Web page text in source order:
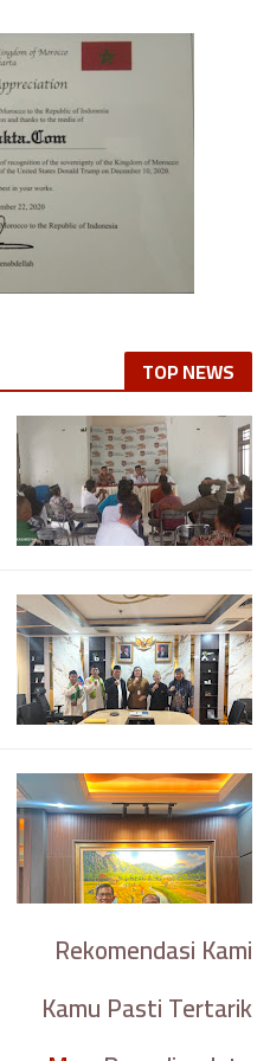
TOP NEWS
Rekomendasi Kami
Kamu Pasti Tertarik